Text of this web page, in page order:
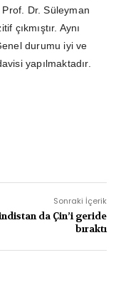
Dr. Süleyman
çıkmıştır. Aynı
durumu iyi ve
yapılmaktadır.
Sonraki İçerik
da Çin’i geride
bıraktı